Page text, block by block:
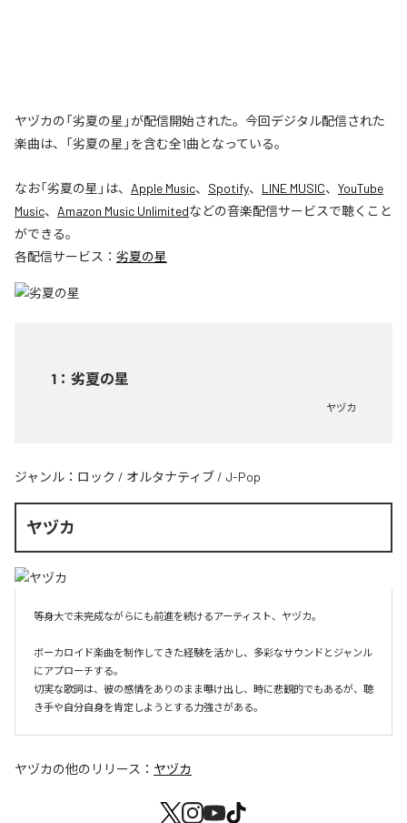
ヤヅカの「劣夏の星」が配信開始された。今回デジタル配信された
楽曲は、「劣夏の星」を含む全1曲となっている。
なお「劣夏の星 」は、 Apple Music、 Spotify、 LINE MUSIC、 YouTube
Music、 Amazon Music Unlimitedなどの音楽配信サービスで聴くこと
ができる。
各配信サービス： 劣夏の星
1 ： 劣夏の星
ヤヅカ
ジャンル： ロック / オルタナティブ / J-Pop
ヤヅカ
等身大で未完成ながらにも前進を続けるアーティスト、ヤヅカ。
ボーカロイド楽曲を制作してきた経験を活かし、多彩なサウンドとジャンル
にアプローチする。
切実な歌詞は、彼の感情をありのまま曝け出し、時に悲観的でもあるが、聴
き手や自分自身を肯定しようとする力強さがある。
ヤヅカの他のリリース： ヤヅカ